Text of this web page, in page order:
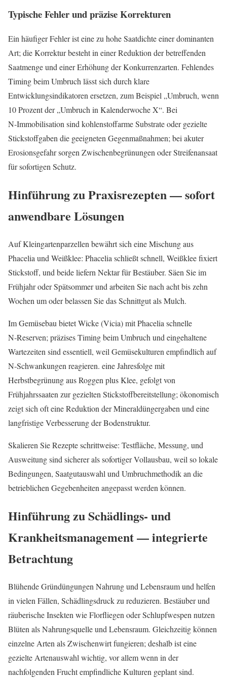
Typische Fehler und präzise Korrekturen
Ein häufiger Fehler ist eine zu hohe Saatdichte einer dominanten
Art; die Korrektur besteht in einer Reduktion der betreffenden
Saatmenge und einer Erhöhung der Konkurrenzarten. Fehlendes
Timing beim Umbruch lässt sich durch klare
Entwicklungsindikatoren ersetzen, zum Beispiel „Umbruch, wenn
10 Prozent der „Umbruch in Kalenderwoche X“. Bei
N‑Immobilisation sind kohlenstoffarme Substrate oder gezielte
Stickstoffgaben die geeigneten Gegenmaßnahmen; bei akuter
Erosionsgefahr sorgen Zwischenbegrünungen oder Streifenansaat
für sofortigen Schutz.
Hinführung zu Praxisrezepten — sofort
anwendbare Lösungen
Auf Kleingartenparzellen bewährt sich eine Mischung aus
Phacelia und Weißklee: Phacelia schließt schnell, Weißklee fixiert
Stickstoff, und beide liefern Nektar für Bestäuber. Säen Sie im
Frühjahr oder Spätsommer und arbeiten Sie nach acht bis zehn
Wochen um oder belassen Sie das Schnittgut als Mulch.
Im Gemüsebau bietet Wicke (Vicia) mit Phacelia schnelle
N‑Reserven; präzises Timing beim Umbruch und eingehaltene
Wartezeiten sind essentiell, weil Gemüsekulturen empfindlich auf
N‑Schwankungen reagieren. eine Jahresfolge mit
Herbstbegrünung aus Roggen plus Klee, gefolgt von
Frühjahrssaaten zur gezielten Stickstoffbereitstellung; ökonomisch
zeigt sich oft eine Reduktion der Mineraldüngergaben und eine
langfristige Verbesserung der Bodenstruktur.
Skalieren Sie Rezepte schrittweise: Testfläche, Messung, und
Ausweitung sind sicherer als sofortiger Vollausbau, weil so lokale
Bedingungen, Saatgutauswahl und Umbruchmethodik an die
betrieblichen Gegebenheiten angepasst werden können.
Hinführung zu Schädlings- und
Krankheitsmanagement — integrierte
Betrachtung
Blühende Gründüngungen Nahrung und Lebensraum und helfen
in vielen Fällen, Schädlingsdruck zu reduzieren. Bestäuber und
räuberische Insekten wie Florfliegen oder Schlupfwespen nutzen
Blüten als Nahrungsquelle und Lebensraum. Gleichzeitig können
einzelne Arten als Zwischenwirt fungieren; deshalb ist eine
gezielte Artenauswahl wichtig, vor allem wenn in der
nachfolgenden Frucht empfindliche Kulturen geplant sind.